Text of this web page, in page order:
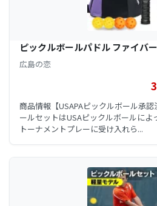
ピックルボールパドル ファイバ
広島の恋
商品情報【USAPAピックルボール承
ールセットはUSAピックルボールによ
トーナメントプレーに受け入れら...